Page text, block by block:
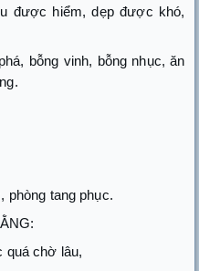
được hiểm, dẹp được khó,
bỗng vinh, bỗng nhục, ăn
tang phục.
quá chờ lâu,